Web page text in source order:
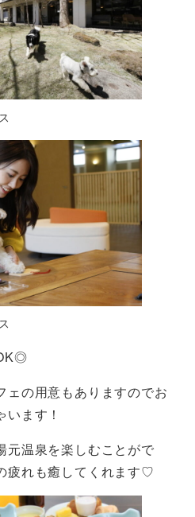
ェの用意もありますのでお
ます！
元温泉を楽しむことがで
疲れも癒してくれます♡